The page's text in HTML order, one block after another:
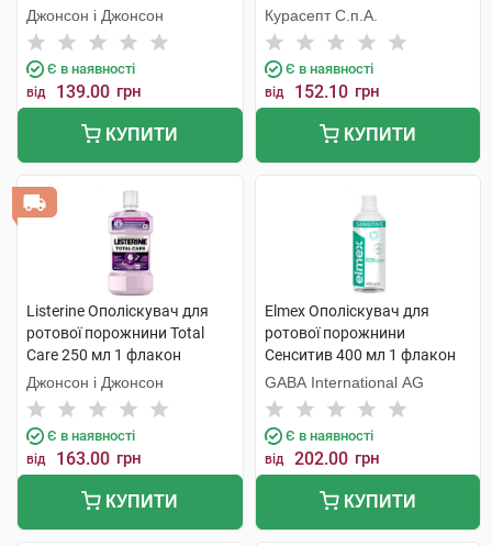
Джонсон і Джонсон
Є в наявності
від 139.00 грн
КУПИТИ
смаком морозної м'яти 250
мл 1 флакон
Курасепт С.п.А.
Є в наявності
від 152.10 грн
КУПИТИ
Listerine Ополіскувач для
ротової порожнини Total
Care 250 мл 1 флакон
Джонсон і Джонсон
Є в наявності
від 163.00 грн
КУПИТИ
Elmex Ополіскувач для
ротової порожнини
Сенситив 400 мл 1 флакон
GABA International AG
Є в наявності
від 202.00 грн
КУПИТИ